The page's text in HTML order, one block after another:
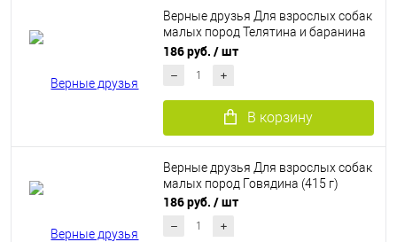
Верные друзья Для взрослых собак
малых пород Телятина и баранина
(415г)
186 руб. / шт
В корзину
Верные друзья Для взрослых собак
малых пород Говядина (415 г)
186 руб. / шт